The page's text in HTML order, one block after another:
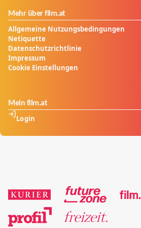
Mehr über film.at
Allgemeine Nutzungsbedingungen
Netiquette
Datenschutzrichtlinie
Impressum
Cookie Einstellungen
Mein film.at
Login